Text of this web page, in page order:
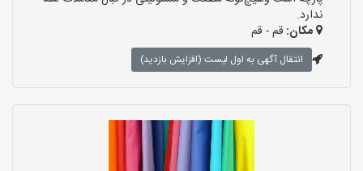
ندارد.
مکان: قم - قم
انتقال آگهی به اول لیست (افزایش بازدید)